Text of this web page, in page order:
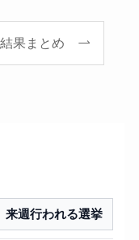
果まとめ
来週行われる選挙